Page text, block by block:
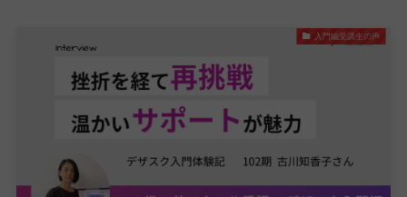
入門編受講生の声